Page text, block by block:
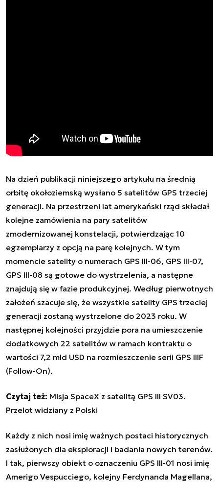
Na dzień publikacji niniejszego artykułu na średnią
orbitę okołoziemską wysłano 5 satelitów GPS trzeciej
generacji. Na przestrzeni lat amerykański rząd składał
kolejne zamówienia na pary satelitów
zmodernizowanej konstelacji, potwierdzając 10
egzemplarzy z opcją na parę kolejnych. W tym
momencie satelity o numerach GPS III-06, GPS III-07,
GPS III-08 są gotowe do wystrzelenia, a następne
znajdują się w fazie produkcyjnej. Według pierwotnych
założeń szacuje się, że wszystkie satelity GPS trzeciej
generacji zostaną wystrzelone do 2023 roku. W
następnej kolejności przyjdzie pora na umieszczenie
dodatkowych 22 satelitów w ramach kontraktu o
wartości 7,2 mld USD na rozmieszczenie serii GPS IIIF
(Follow-On).
Czytaj też: Misja SpaceX z satelitą GPS III SV03.
Przelot widziany z Polski
Każdy z nich nosi imię ważnych postaci historycznych
zasłużonych dla eksploracji i badania nowych terenów.
I tak, pierwszy obiekt o oznaczeniu GPS III-01 nosi imię
Amerigo Vespucciego, kolejny Ferdynanda Magellana,